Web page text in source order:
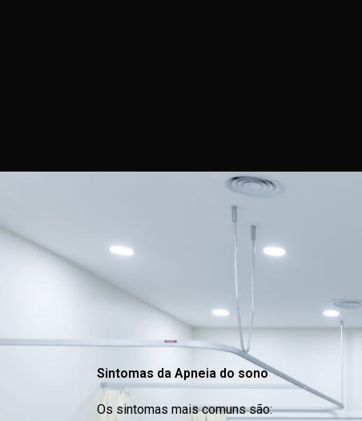
Sintomas da Apneia do sono
Os sintomas mais comuns são: